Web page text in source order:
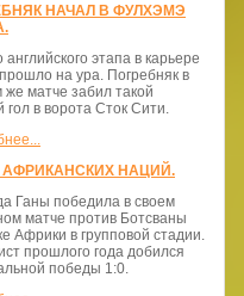
НАЧАЛ В ФУЛХЭМЭ
английского этапа в карьере
на ура. Погребняк в
же матче забил такой
гол в ворота Сток Сити.
АФРИКАНСКИХ НАЦИЙ.
Ганы победила в своем
матче против Ботсваны
Африки в групповой стадии.
прошлого года добился
победы 1:0.